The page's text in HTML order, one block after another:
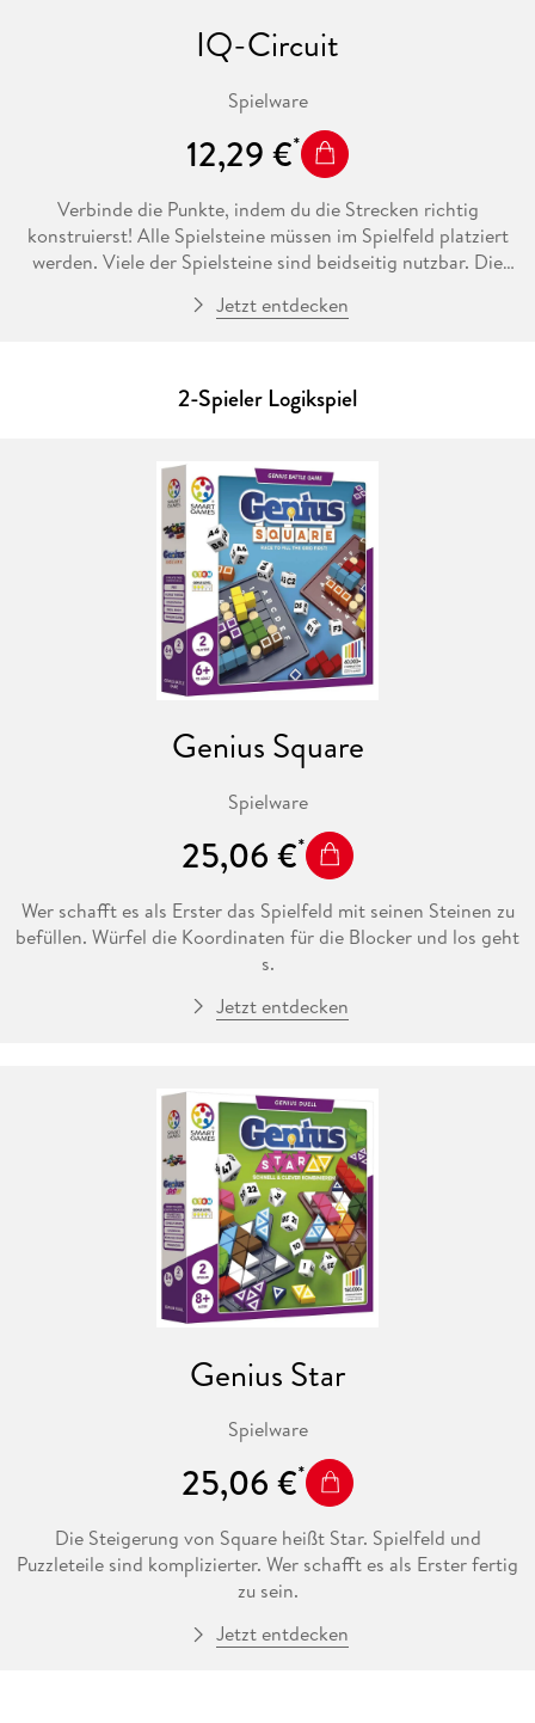
IQ-Circuit
Spielware
12,29 €
Verbinde die Punkte, indem du die Strecken richtig
konstruierst! Alle Spielsteine müssen im Spielfeld platziert
werden. Viele der Spielsteine sind beidseitig nutzbar. Die
nutzbar, d.h. sie zeigen dann keine Verbindungslinie. 120
Jetzt entdecken
2-Spieler Logikspiel
Genius Square
Spielware
25,06 €
Wer schafft es als Erster das Spielfeld mit seinen Steinen zu
befüllen. Würfel die Koordinaten für die Blocker und los geht
s.
Jetzt entdecken
Genius Star
Spielware
25,06 €
Die Steigerung von Square heißt Star. Spielfeld und
Puzzleteile sind komplizierter. Wer schafft es als Erster fertig
zu sein.
Jetzt entdecken